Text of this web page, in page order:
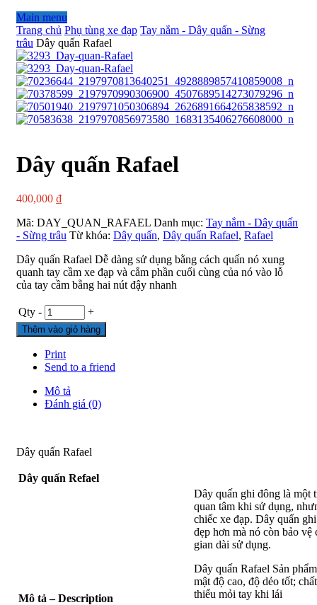
Main menu
Trang chủ Phụ tùng xe đạp Tay nắm - Dây quấn - Sừng
trâu Dây quấn Rafael
Dây quấn Rafael
400,000 ₫
Mã: DAY_QUAN_RAFAEL Danh mục: Tay nắm - Dây quấn
- Sừng trâu Từ khóa: Dây quấn, Dây quấn Rafael, Rafael
Dây quấn Rafael Dễ dàng sử dụng bằng cách quấn nó xung
quanh tay cầm xe đạp và cắm phần cuối cùng của nó vào lỗ
của tay cầm bằng hai nút đậy nhanh
Qty - +
Thêm vào giỏ hàng
Print
Send to a friend
Mô tả
Đánh giá (0)
Dây quấn Rafael
Dây quấn Refael
Mô tả – Description
Dây quấn ghi đông là một
quan tâm khi sử dụng,
chiếc xe đạp. Dây quấn
đẹp hơn mà nó còn bảo
gian dài sử dụng.
Dây quấn Rafael Sản
mật độ cao, độ dẻo tốt;
thiểu mỏi tay khi lái